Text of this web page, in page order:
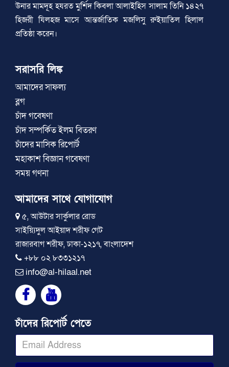
উনার মামদূহ হযরত মুর্শিদ কিবলা আলাইহিস সালাম তিনি ১৪২৭
হিজরী যিলহজ মাসে আন্তর্জাতিক মজলিসু রুইয়াতিল হিলাল
প্রতিষ্ঠা করেন।
সরাসরি লিঙ্ক
আমাদের সাফল্য
ব্লগ
চাঁদ গবেষণা
চাঁদ সম্পর্কিত ইলম বিতরণ
চাঁদের মাসিক রিপোর্ট
মহাকাশ বিজ্ঞান গবেষণা
সময় গণনা
আমাদের সাথে যোগাযোগ
৫, আউটার সার্কুলার রোড
সাইয়্যিদুল আইয়াদ শরীফ গেট
রাজারবাগ শরীফ, ঢাকা-১২১৭, বাংলাদেশ
+৮৮ ০২ ৮৩৩১২১৭
info@al-hilaal.net
চাঁদের রিপোর্ট পেতে